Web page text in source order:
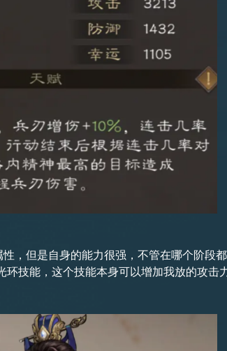
，但是自身的能力很强，不管在哪个阶段
技能，这个技能本身可以增加我放的攻